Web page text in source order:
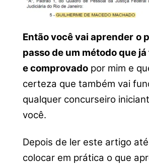
Então você vai aprender o
passo de um método que já
e comprovadopor mim e
certeza que também vai
qualquer concurseiro
você.
Depois de ler este artigo
colocar em prática o que